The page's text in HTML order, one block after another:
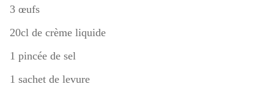
3 œufs
20cl de crème liquide
1 pincée de sel
1 sachet de levure